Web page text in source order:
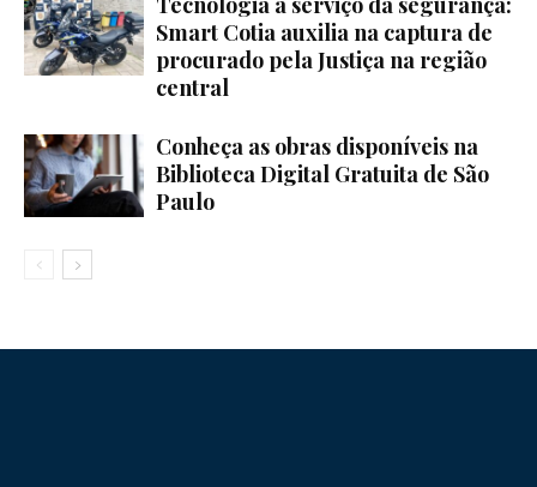
Smart Cotia auxilia na captura de
procurado pela Justiça na região
central
Conheça as obras disponíveis na
Biblioteca Digital Gratuita de São
Paulo